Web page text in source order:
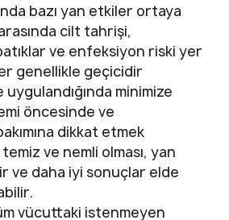
bazı yan etkiler ortaya
cilt tahrişi,
batıklar ve enfeksiyon riski yer
genellikle geçicidir
minimize
öncesinde ve
dikkat etmek
ve nemli olması, yan
ve daha iyi sonuçlar elde
vücuttaki istenmeyen